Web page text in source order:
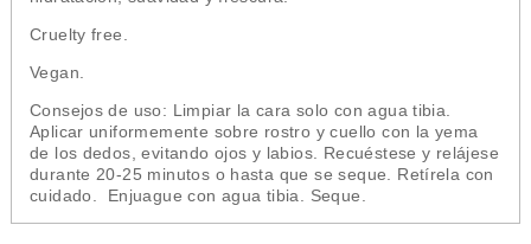
Cruelty free.
Vegan.
Consejos de uso: Limpiar la cara solo con agua tibia.
Aplicar uniformemente sobre rostro y cuello con la yema
de los dedos, evitando ojos y labios. Recuéstese y relájese
durante 20-25 minutos o hasta que se seque. Retírela con
cuidado. Enjuague con agua tibia. Seque.